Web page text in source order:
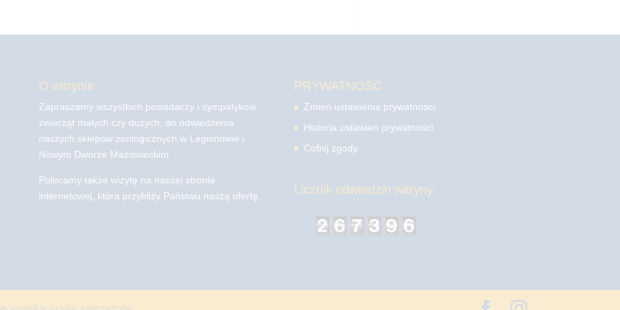
O witrynie
Zapraszamy wszystkich posiadaczy i sympatyków
zwierząt małych czy dużych, do odwiedzenia
naszych sklepów zoologicznych w Legionowie i
Nowym Dworze Mazowieckim
Polecamy także wizytę na naszej stronie
internetowej, która przybliży Państwu naszą ofertę.
PRYWATNOŚĆ
Zmień ustawienia prywatności
Historia ustawień prywatności
Cofnij zgody
Licznik odwiedzin witryny